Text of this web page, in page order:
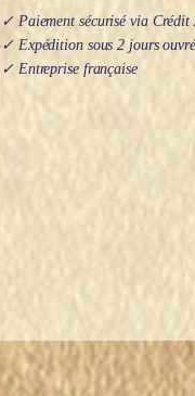
✓ Paiement sécurisé via Crédit
✓ Expédition sous 2 jours
✓ Entreprise française